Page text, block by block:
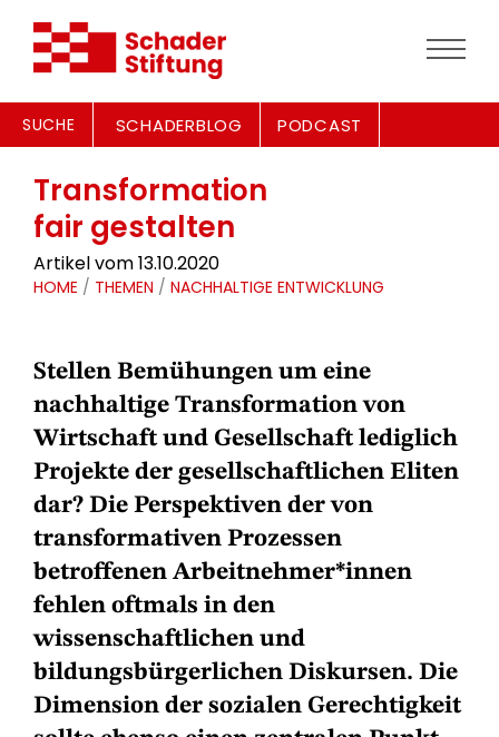
SUCHE SCHADERBLOG PODCAST
Transformation
fair gestalten
Artikel vom 13.10.2020
HOME / THEMEN / NACHHALTIGE ENTWICKLUNG
Stellen Bemühungen um eine
nachhaltige Transformation von
Wirtschaft und Gesellschaft lediglich
Projekte der gesellschaftlichen Eliten
dar? Die Perspektiven der von
transformativen Prozessen
betroffenen Arbeitnehmer*innen
fehlen oftmals in den
wissenschaftlichen und
bildungsbürgerlichen Diskursen. Die
Dimension der sozialen Gerechtigkeit